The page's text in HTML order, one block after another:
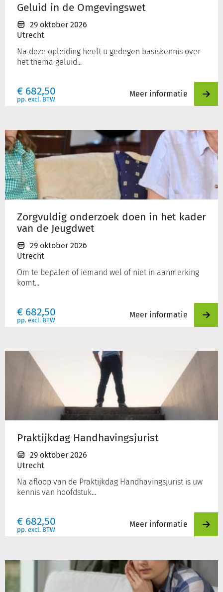
Geluid in de Omgevingswet
29 oktober 2026
Utrecht
Na deze opleiding heeft u gedegen basiskennis over
het thema geluid...
€ 682,50
pp. excl. BTW
Meer informatie
Zorgvuldig onderzoek doen in het kader
van de Jeugdwet
29 oktober 2026
Utrecht
Om te bepalen of iemand wel of niet in aanmerking
komt...
€ 682,50
pp. excl. BTW
Meer informatie
Zorgvuldig
onderzoek
doen
in
het
kader
van
Jeugdwet
Praktijkdag Handhavingsjurist
29 oktober 2026
Utrecht
Na afloop van de Praktijkdag Handhavingsjurist is uw
kennis van hoofdstuk...
€ 682,50
pp. excl. BTW
Meer informatie
Praktijkdag
Handhavingsjurist
PGB
in